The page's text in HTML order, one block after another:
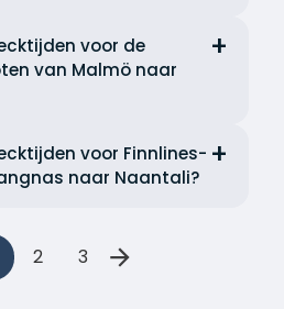
voor de
van Malmö naar
voor Finnlines-
naar Naantali?
2 3